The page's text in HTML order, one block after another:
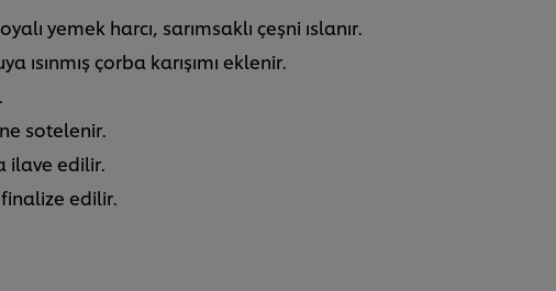
yemek harcı, sarımsaklı çeşni ıslanır.
ısınmış çorba karışımı eklenir.
sotelenir.
ilave edilir.
edilir.